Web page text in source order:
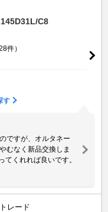
C8
件）
す
ですが、オルタネー
むなく新品交換しま
てくれれば良いです。
レード